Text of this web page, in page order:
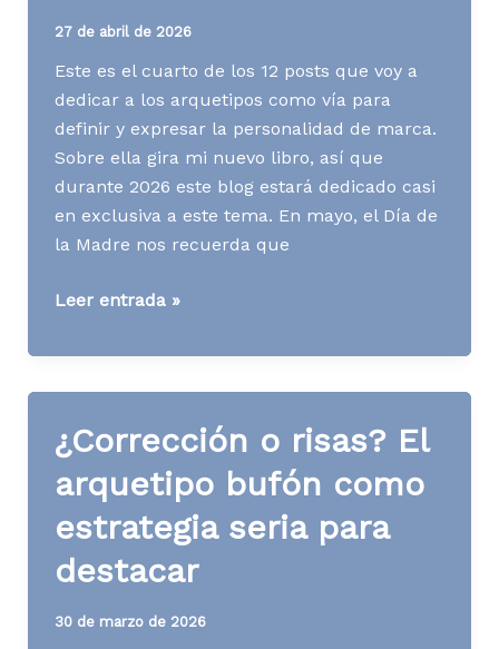
mercados
27 de abril de 2026
Este es el cuarto de los 12 posts que voy a
dedicar a los arquetipos como vía para
definir y expresar la personalidad de marca.
Sobre ella gira mi nuevo libro, así que
durante 2026 este blog estará dedicado casi
en exclusiva a este tema. En mayo, el Día de
la Madre nos recuerda que
¿Vender
proteger?
cuidador
como
pilar
de
retención
de
clientes
Leer entrada »
¿Corrección o risas? El
arquetipo bufón como
estrategia seria para
destacar
30 de marzo de 2026